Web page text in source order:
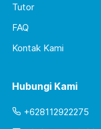
Tutor
FAQ
Kontak Kami
Hubungi Kami
+628112922275